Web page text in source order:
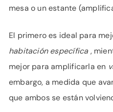
mesa o un estante
El primero es ideal para
habitación específica ,
mejor para amplificarla en
embargo, a medida que
que ambos se están